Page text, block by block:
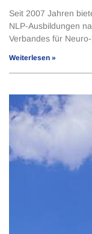
Seit 2007 Jahren
NLP-Ausbildungen
Verbandes für
Weiterlesen »